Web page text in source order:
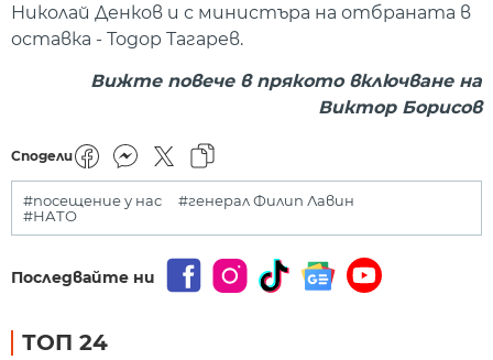
Николай Денков и с министъра на отбраната в
оставка - Тодор Тагарев.
Вижте повече в прякото включване на
Виктор Борисов
Сподели
#посещение у нас
#генерал Филип Лавин
#НАТО
Последвайте ни
ТОП 24